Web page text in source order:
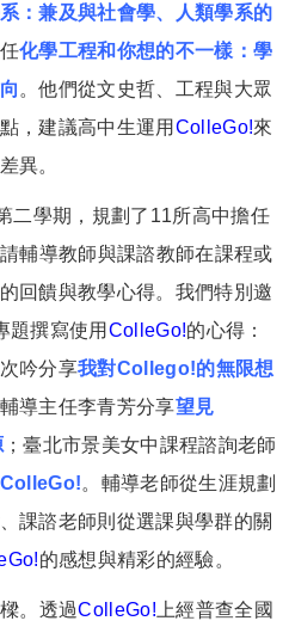
：兼及與社會學、人類學系的
化學工程和你想的不一樣：學
。他們從文史哲、工程與大眾
，建議高中生運用 ColleGo!來
異。
二學期，規劃了11所高中擔任
輔導教師與課諮教師在課程或
回饋與教學心得。我們特別邀
題撰寫使用 ColleGo!的心得：
吟分享我對Collego!的無限想
導主任李青芳分享望見
；臺北市景美女中課程諮詢老師
。輔導老師從生涯規劃
課諮老師則從選課與學群的關
的感想與精彩的經驗。
。透過ColleGo! 上經普查全國